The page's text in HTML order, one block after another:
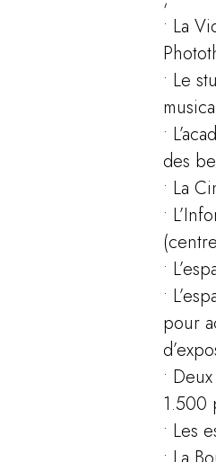
• La
• Le
•
des
• La
•
•
•
pour
•
1.500
• Les